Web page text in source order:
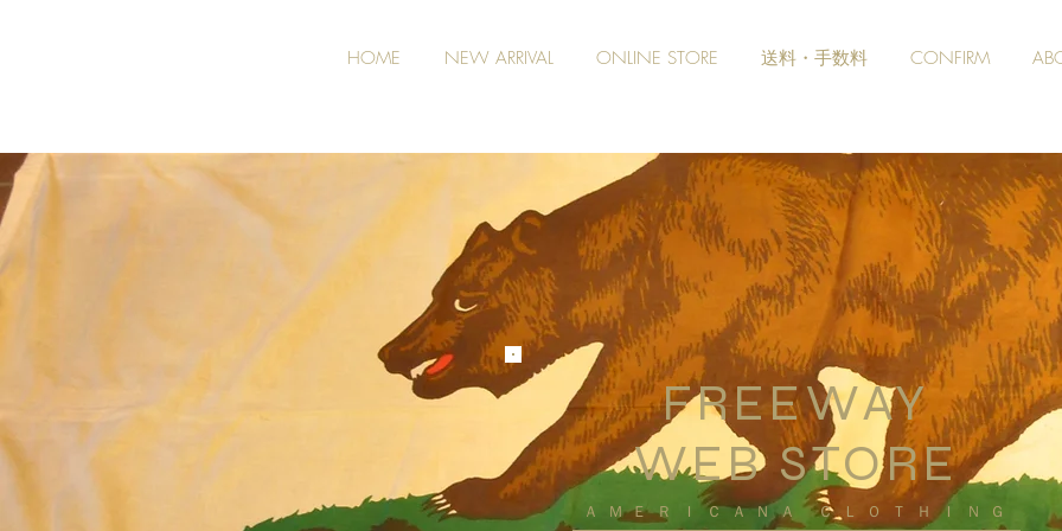
HOME NEW ARRIVAL ONLINE STORE 送料・手数料 CONFIRM
FREEWAY
WEB STORE
​ＡＭＥＲＩＣＡＮＡ ＣＬＯＴＨＩＮＧ